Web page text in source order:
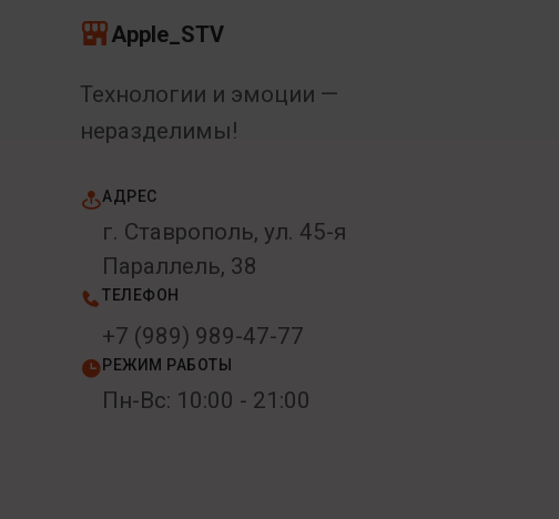
Apple_STV
Технологии и эмоции —
неразделимы!
АДРЕС
г. Ставрополь, ул. 45-я
Параллель, 38
ТЕЛЕФОН
+7 (989) 989-47-77
РЕЖИМ РАБОТЫ
Пн-Вс: 10:00 - 21:00